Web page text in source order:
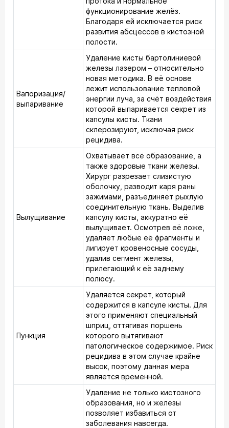
функционирование желёз.
Благодаря ей исключается риск
развития абсцессов в кистозной
полости.
Вапоризация/
выпаривание
Удаление кисты бартолиниевой
железы лазером – относительно
новая методика. В её основе
лежит использование тепловой
энергии луча, за счёт воздействия
которой выпаривается секрет из
капсулы кисты. Ткани
склерозируют, исключая риск
рецидива.
Вылущивание
Охватывает всё образование, а
также здоровые ткани железы.
Хирург разрезает слизистую
оболочку, разводит каря раны
зажимами, разъединяет рыхлую
соединительную ткань. Выделив
капсулу кисты, аккуратно её
вылущивает. Осмотрев её ложе,
удаляет любые её фрагменты и
лигирует кровеносные сосуды,
удалив сегмент железы,
прилегающий к её заднему
полюсу.
Пункция
Удаляется секрет, который
содержится в капсуле кисты. Для
этого применяют специальный
шприц, оттягивая поршень
которого вытягивают
патологическое содержимое. Риск
рецидива в этом случае крайне
высок, поэтому данная мера
является временной.
Удаление не только кистозного
образования, но и железы
позволяет избавиться от
заболевания навсегда.